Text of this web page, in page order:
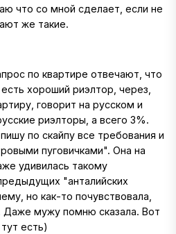
что со мной сделает, если не
же такие.
по квартире отвечают, что
хороший риэлтор, через,
говорит на русском и
риэлторы, а всего 3%.
по скайпу все требования и
пуговичками". Она на
удивилась такому
"анталийских
но как-то почувствовала,
Даже мужу помню сказала. Вот
есть)